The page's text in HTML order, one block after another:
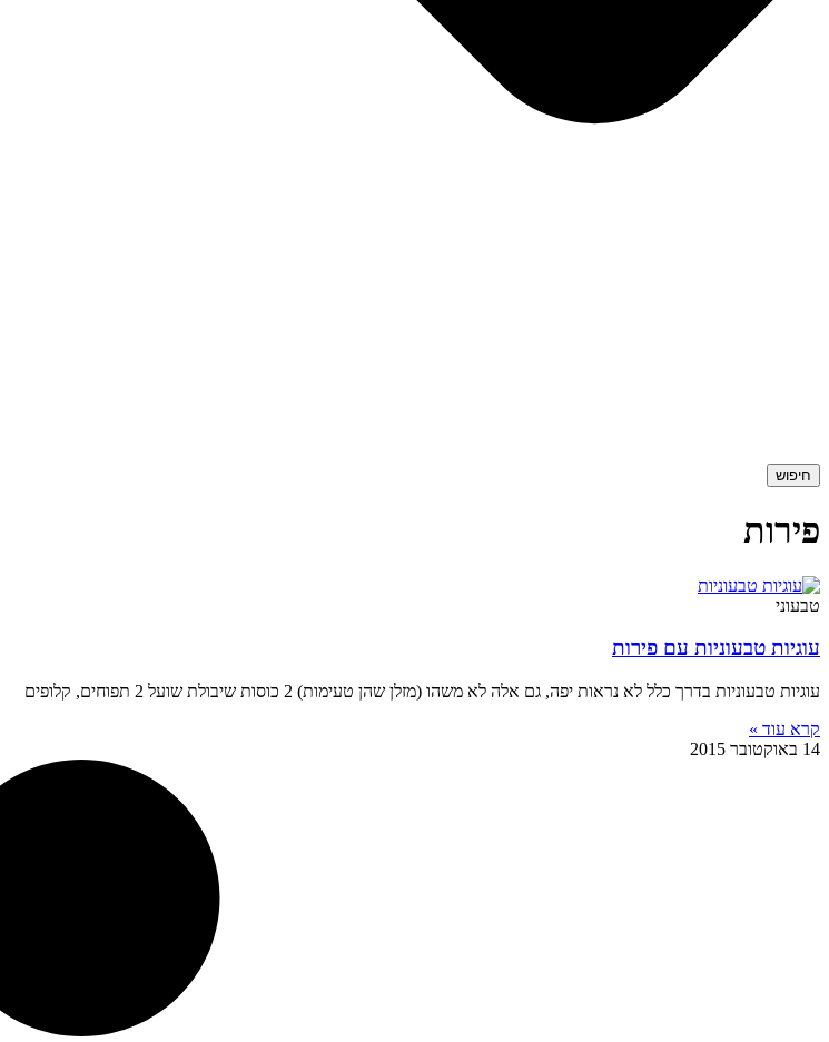
חיפוש
פירות
טבעוני
עוגיות טבעוניות עם פירות
עוגיות טבעוניות בדרך כלל לא נראות יפה, גם אלה לא משהו (מזלן שהן טעימות) 2 כוסות שיבולת שועל 2 תפוחים, קלופים
קרא עוד »
14 באוקטובר 2015